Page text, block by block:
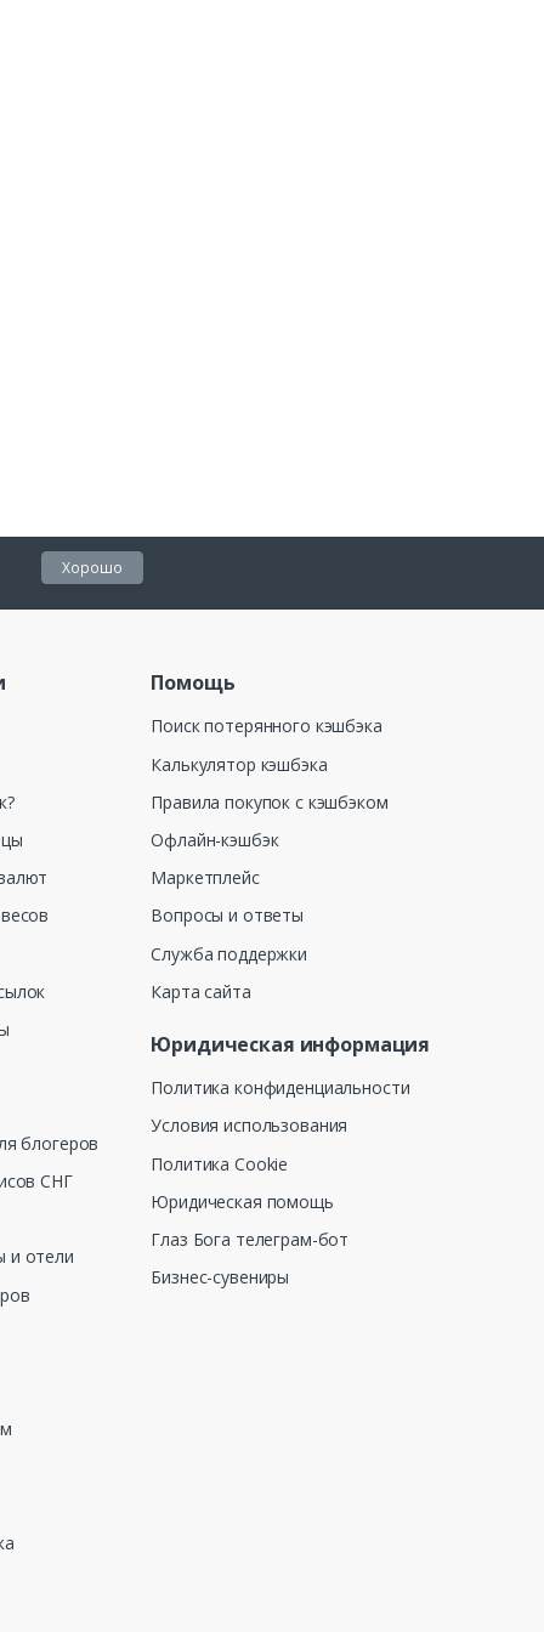
Хорошо
блогеров
СНГ
и отели
Помощь
Поиск потерянного кэшбэка
Калькулятор кэшбэка
Правила покупок с кэшбэком
Офлайн-кэшбэк
Маркетплейс
Вопросы и ответы
Служба поддержки
Карта сайта
Юридическая информация
Политика конфиденциальности
Условия использования
Политика Cookie
Юридическая помощь
Глаз Бога телеграм-бот
Бизнес-сувениры